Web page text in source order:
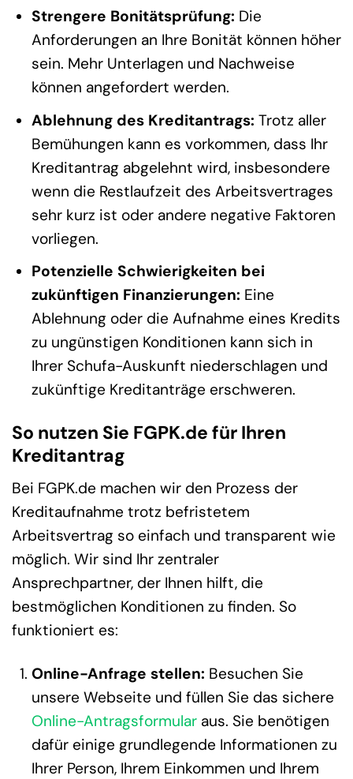
Strengere Bonitätsprüfung: Die
Anforderungen an Ihre Bonität können höher
sein. Mehr Unterlagen und Nachweise
können angefordert werden.
Ablehnung des Kreditantrags: Trotz aller
Bemühungen kann es vorkommen, dass Ihr
Kreditantrag abgelehnt wird, insbesondere
wenn die Restlaufzeit des Arbeitsvertrages
sehr kurz ist oder andere negative Faktoren
vorliegen.
Potenzielle Schwierigkeiten bei
zukünftigen Finanzierungen: Eine
Ablehnung oder die Aufnahme eines Kredits
zu ungünstigen Konditionen kann sich in
Ihrer Schufa-Auskunft niederschlagen und
zukünftige Kreditanträge erschweren.
So nutzen Sie FGPK.de für Ihren
Kreditantrag
Bei FGPK.de machen wir den Prozess der
Kreditaufnahme trotz befristetem
Arbeitsvertrag so einfach und transparent wie
möglich. Wir sind Ihr zentraler
Ansprechpartner, der Ihnen hilft, die
bestmöglichen Konditionen zu finden. So
funktioniert es:
Online-Anfrage stellen: Besuchen Sie
unsere Webseite und füllen Sie das sichere
Online-Antragsformularaus. Sie benötigen
dafür einige grundlegende Informationen zu
Ihrer Person, Ihrem Einkommen und Ihrem